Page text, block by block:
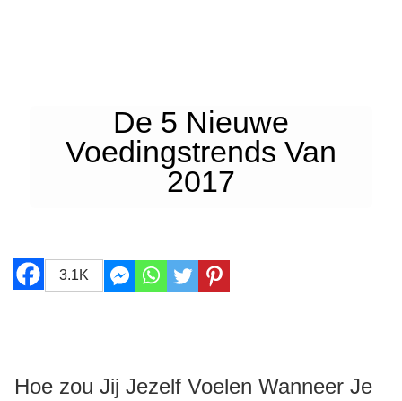
De 5 Nieuwe
Voedingstrends Van
2017
3.1K
Hoe zou Jij Jezelf Voelen Wanneer Je